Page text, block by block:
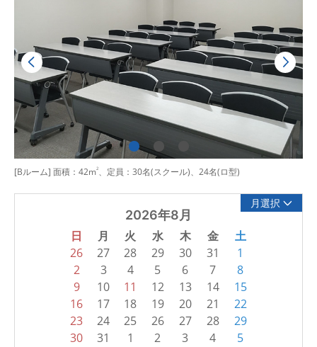
[Bルーム] 面積：42m2、定員：30名(スクール)、24名(ロ型)
月選択
2026年8月
日 月 火 水 木 金 土
26 27 28 29 30 31
1
2
3 4 5 6 7
8
9
10 11 12 13 14
15
16
17 18 19 20 21
22
23
24 25 26 27 28
29
30
31 1 2 3 4 5